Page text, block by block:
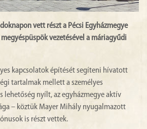
vett részt a Pécsi Egyházmegye
vezetésével a máriagyűdi
kapcsolatok építését segíteni hívatott
tartalmak mellett a személyes
lehetőség nyílt, az egyházmegye aktív
– köztük Mayer Mihály nyugalmazott
is részt vettek.